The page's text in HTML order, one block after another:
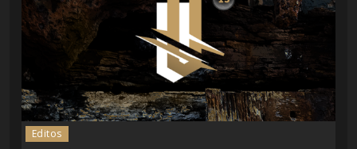
Editos